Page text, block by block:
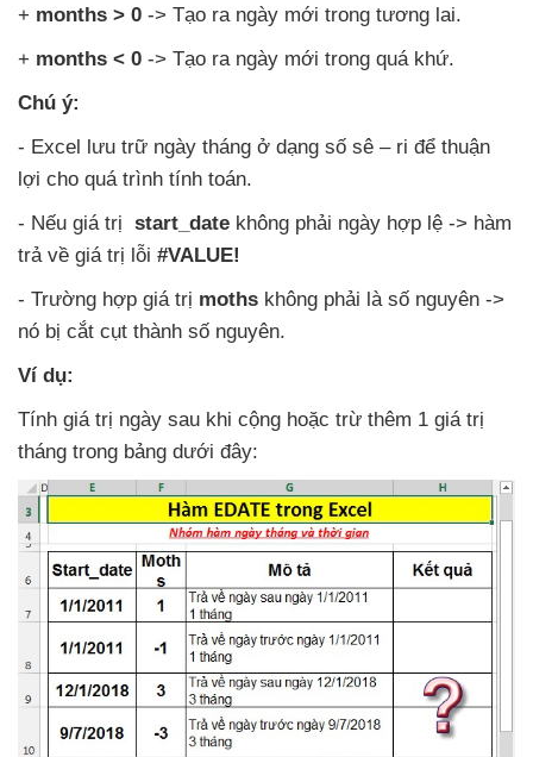
+ months > 0 -> Tạo ra ngày mới trong tương lai.
+ months < 0 -> Tạo ra ngày mới trong quá khứ.
Chú ý:
- Excel lưu trữ ngày tháng ở dạng số sê – ri để thuận
lợi cho quá trình tính toán.
- Nếu giá trị start_date không phải ngày hợp lệ -> hàm
trả về giá trị lỗi #VALUE!
- Trường hợp giá trị moths không phải là số nguyên ->
nó bị cắt cụt thành số nguyên.
Ví dụ:
Tính giá trị ngày sau khi cộng hoặc trừ thêm 1 giá trị
tháng trong bảng dưới đây: